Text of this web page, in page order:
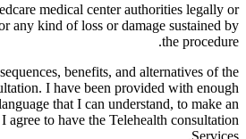
medical center authorities legally or
any kind of loss or damage sustained by
the procedure.
benefits, and alternatives of the
I have been provided with enough
that I can understand, to make an
agree to have the Telehealth consultation
Services.